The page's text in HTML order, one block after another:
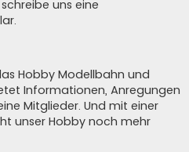
uns eine
.
Hobby Modellbahn und
Informationen, Anregungen
Mitglieder. Und mit einer
unser Hobby noch mehr